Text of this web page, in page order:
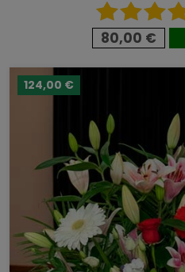
80,00 €
124,00 €